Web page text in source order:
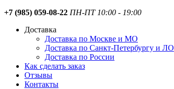
+7 (985) 059-08-22 ПН-ПТ 10:00 - 19:00
Доставка
Доставка по Москве и МО
Доставка по Санкт-Петербургу и ЛО
Доставка по России
Как сделать заказ
Отзывы
Контакты